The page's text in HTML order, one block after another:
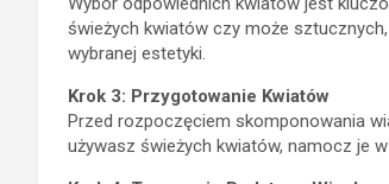
świeżych kwiatów czy może
wybranej estetyki.
Krok 3: Przygotowanie Kwiatów
Przed rozpoczęciem skomponowania
używasz świeżych kwiatów, namocz je